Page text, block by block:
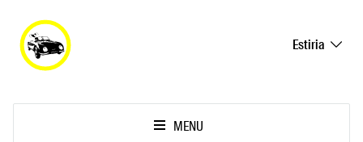
Estiria
MENU